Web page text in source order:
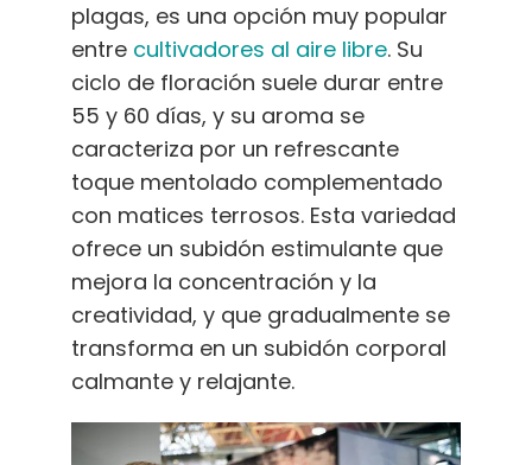
plagas, es una opción muy popular
entre cultivadores al aire libre. Su
ciclo de floración suele durar entre
55 y 60 días, y su aroma se
caracteriza por un refrescante
toque mentolado complementado
con matices terrosos. Esta variedad
ofrece un subidón estimulante que
mejora la concentración y la
creatividad, y que gradualmente se
transforma en un subidón corporal
calmante y relajante.